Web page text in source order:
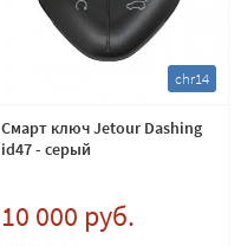
chr14
Смарт ключ Jetour Dashing
id47 - серый
10 000 руб.